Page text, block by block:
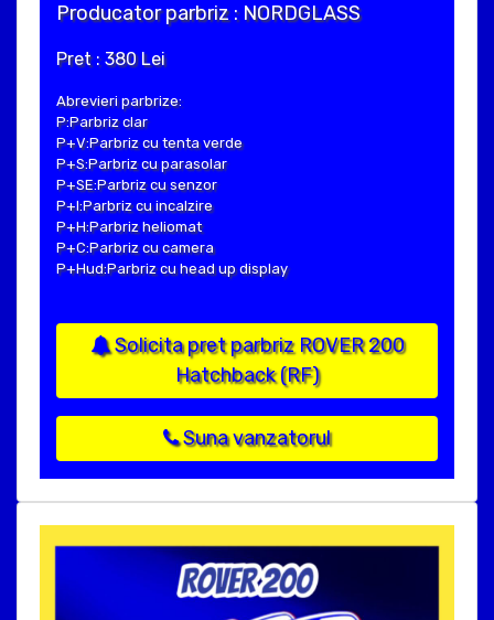
Producator parbriz : NORDGLASS
Pret : 380 Lei
Abrevieri parbrize:
P:Parbriz clar
P+V:Parbriz cu tenta verde
P+S:Parbriz cu parasolar
P+SE:Parbriz cu senzor
P+I:Parbriz cu incalzire
P+H:Parbriz heliomat
P+C:Parbriz cu camera
P+Hud:Parbriz cu head up display
Solicita pret parbriz ROVER 200
Hatchback (RF)
Suna vanzatorul